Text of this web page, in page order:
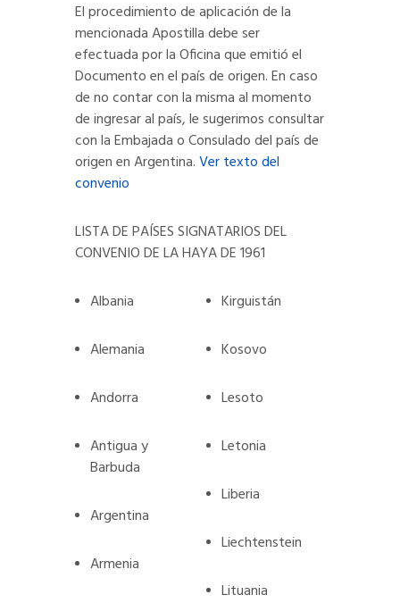
El procedimiento de aplicación de la
mencionada Apostilla debe ser
efectuada por la Oficina que emitió el
Documento en el país de origen. En caso
de no contar con la misma al momento
de ingresar al país, le sugerimos consultar
con la Embajada o Consulado del país de
origen en Argentina.Ver texto del
convenio
LISTA DE PAÍSES SIGNATARIOS DEL
CONVENIO DE LA HAYA DE 1961
Albania
Alemania
Andorra
Antigua y
Barbuda
Argentina
Armenia
Kirguistán
Kosovo
Lesoto
Letonia
Liberia
Liechtenstein
Lituania